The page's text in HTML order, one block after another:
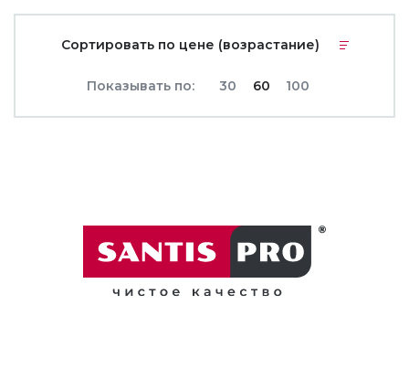
Сортировать по цене (возрастание)
Показывать по: 30 60 100